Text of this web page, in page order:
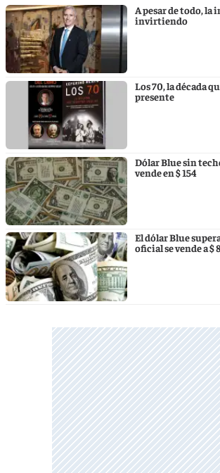
A pesar de todo,
invirtiendo
Los 70, la década
presente
Dólar Blue sin
vende en $ 154
El dólar Blue
oficial se vende a $